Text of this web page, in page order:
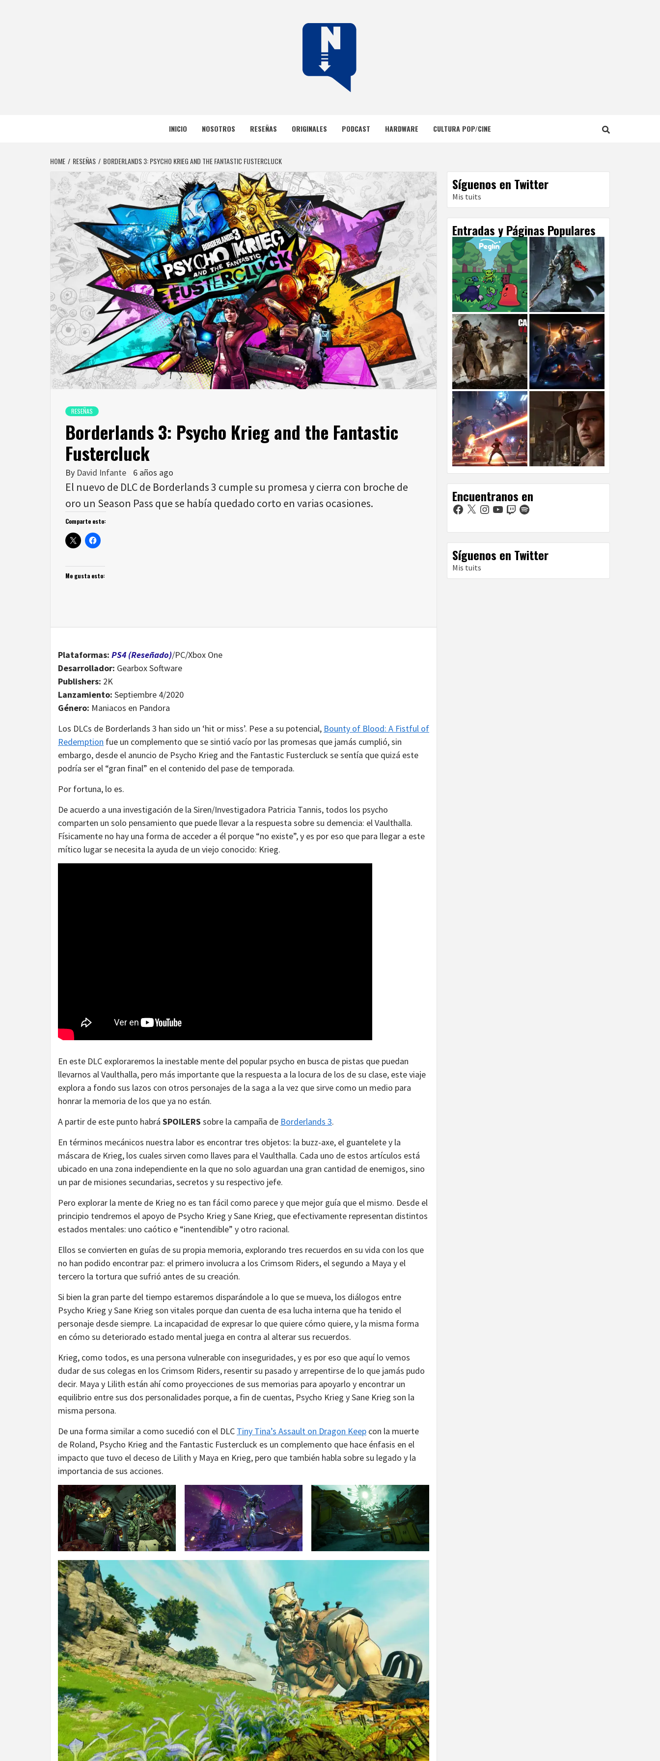
NERFEADOS
INICIO NOSOTROS RESEÑAS ORIGINALES PODCAST HARDWARE CULTURA POP/CINE
HOME RESEÑAS BORDERLANDS 3: PSYCHO KRIEG AND THE FANTASTIC FUSTERCLUCK
RESEÑAS
Borderlands 3: Psycho Krieg and the Fantastic
Fustercluck
By David Infante 6 años ago
El nuevo de DLC de Borderlands 3 cumple su promesa y cierra con broche de
oro un Season Pass que se había quedado corto en varias ocasiones.
Comparte esto:
Me gusta esto:
Plataformas: PS4 (Reseñado)/PC/Xbox One
Desarrollador: Gearbox Software
Publishers: 2K
Lanzamiento: Septiembre 4/2020
Género: Maniacos en Pandora
Los DLCs de Borderlands 3 han sido un ‘hit or miss’. Pese a su potencial, Bounty of Blood: A Fistful of
Redemption fue un complemento que se sintió vacío por las promesas que jamás cumplió, sin
embargo, desde el anuncio de Psycho Krieg and the Fantastic Fustercluck se sentía que quizá este
podría ser el “gran final” en el contenido del pase de temporada.
Por fortuna, lo es.
De acuerdo a una investigación de la Siren/Investigadora Patricia Tannis, todos los psycho
comparten un solo pensamiento que puede llevar a la respuesta sobre su demencia: el Vaulthalla.
Físicamente no hay una forma de acceder a él porque “no existe”, y es por eso que para llegar a este
mítico lugar se necesita la ayuda de un viejo conocido: Krieg.
En este DLC exploraremos la inestable mente del popular psycho en busca de pistas que puedan
llevarnos al Vaulthalla, pero más importante que la respuesta a la locura de los de su clase, este viaje
explora a fondo sus lazos con otros personajes de la saga a la vez que sirve como un medio para
honrar la memoria de los que ya no están.
A partir de este punto habrá SPOILERS sobre la campaña de Borderlands 3.
En términos mecánicos nuestra labor es encontrar tres objetos: la buzz-axe, el guantelete y la
máscara de Krieg, los cuales sirven como llaves para el Vaulthalla. Cada uno de estos artículos está
ubicado en una zona independiente en la que no solo aguardan una gran cantidad de enemigos, sino
un par de misiones secundarias, secretos y su respectivo jefe.
Pero explorar la mente de Krieg no es tan fácil como parece y que mejor guía que el mismo. Desde el
principio tendremos el apoyo de Psycho Krieg y Sane Krieg, que efectivamente representan distintos
estados mentales: uno caótico e “inentendible” y otro racional.
Ellos se convierten en guías de su propia memoria, explorando tres recuerdos en su vida con los que
no han podido encontrar paz: el primero involucra a los Crimsom Riders, el segundo a Maya y el
tercero la tortura que sufrió antes de su creación.
Si bien la gran parte del tiempo estaremos disparándole a lo que se mueva, los diálogos entre
Psycho Krieg y Sane Krieg son vitales porque dan cuenta de esa lucha interna que ha tenido el
personaje desde siempre. La incapacidad de expresar lo que quiere cómo quiere, y la misma forma
en cómo su deteriorado estado mental juega en contra al alterar sus recuerdos.
Krieg, como todos, es una persona vulnerable con inseguridades, y es por eso que aquí lo vemos
dudar de sus colegas en los Crimsom Riders, resentir su pasado y arrepentirse de lo que jamás pudo
decir. Maya y Lilith están ahí como proyecciones de sus memorias para apoyarlo y encontrar un
equilibrio entre sus dos personalidades porque, a fin de cuentas, Psycho Krieg y Sane Krieg son la
misma persona.
De una forma similar a como sucedió con el DLC Tiny Tina’s Assault on Dragon Keep con la muerte
de Roland, Psycho Krieg and the Fantastic Fustercluck es un complemento que hace énfasis en el
impacto que tuvo el deceso de Lilith y Maya en Krieg, pero que también habla sobre su legado y la
importancia de sus acciones.
Síguenos en Twitter
Mis tuits
Entradas y Páginas Populares
Encuentranos en
Facebook
X Instagram
YouTubeTwitchSpotify
Síguenos en Twitter
Mis tuits